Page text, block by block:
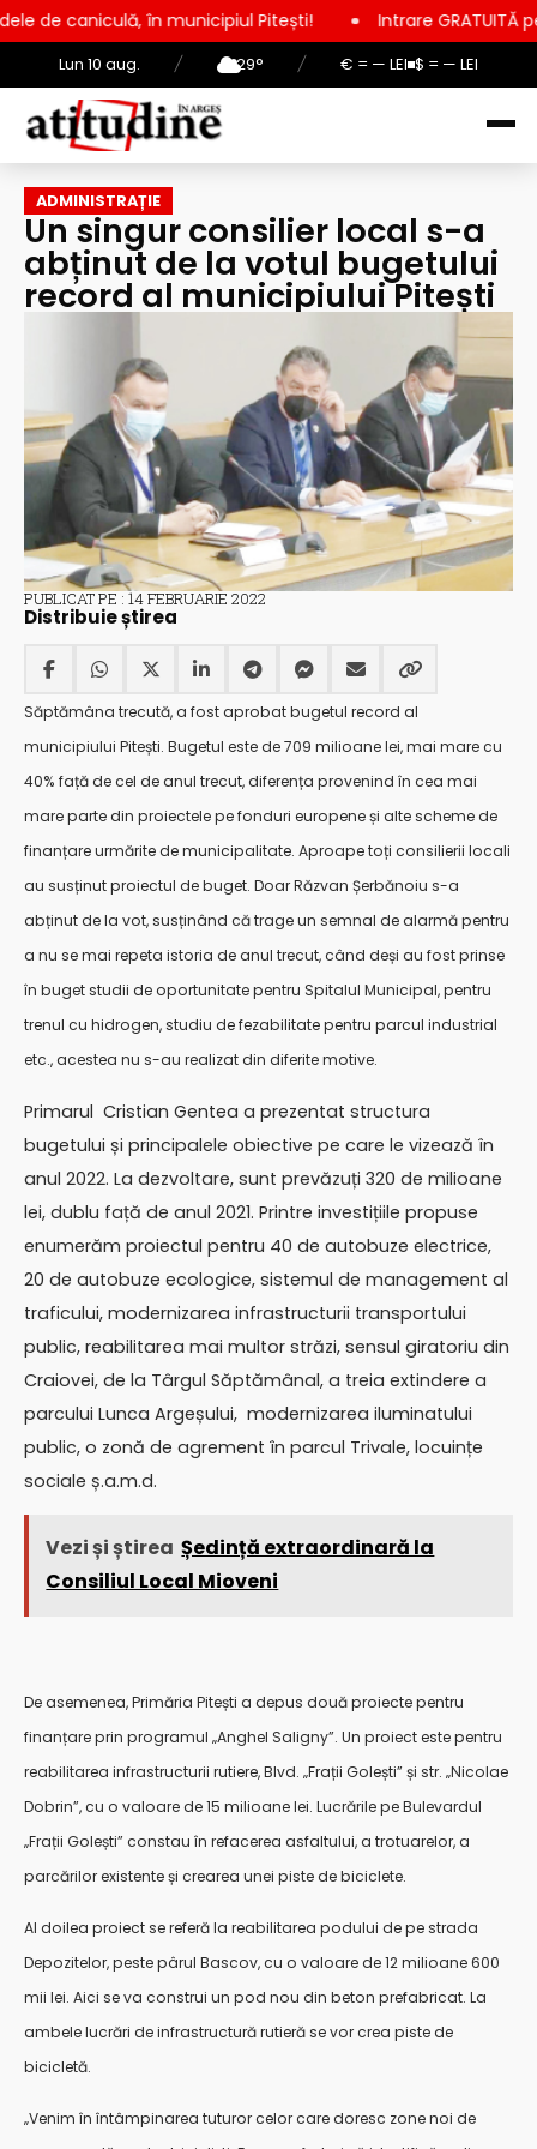
Lun 10 aug. / 29° / € = — LEI $ = — LEI
în municipiul Pitești! Intrare GRATUITĂ pentru copii,
ADMINISTRAȚIE
Un singur consilier local s-a
abținut de la votul bugetului
record al municipiului Pitești
PUBLICAT PE : 14 FEBRUARIE 2022
Distribuie știrea
Săptămâna trecută, a fost aprobat bugetul record al
municipiului Pitești. Bugetul este de 709 milioane lei, mai mare cu
40% față de cel de anul trecut, diferența provenind în cea mai
mare parte din proiectele pe fonduri europene și alte scheme de
finanțare urmărite de municipalitate. Aproape toți consilierii locali
au susținut proiectul de buget. Doar Răzvan Șerbănoiu s-a
abținut de la vot, susținând că trage un semnal de alarmă pentru
a nu se mai repeta istoria de anul trecut, când deși au fost prinse
în buget studii de oportunitate pentru Spitalul Municipal, pentru
trenul cu hidrogen, studiu de fezabilitate pentru parcul industrial
etc., acestea nu s-au realizat din diferite motive.
Primarul Cristian Gentea a prezentat structura
bugetului și principalele obiective pe care le vizează în
anul 2022. La dezvoltare, sunt prevăzuți 320 de milioane
lei, dublu față de anul 2021. Printre investițiile propuse
enumerăm proiectul pentru 40 de autobuze electrice,
20 de autobuze ecologice, sistemul de management al
traficului, modernizarea infrastructurii transportului
public, reabilitarea mai multor străzi, sensul giratoriu din
Craiovei, de la Târgul Săptămânal, a treia extindere a
parcului Lunca Argeșului, modernizarea iluminatului
public, o zonă de agrement în parcul Trivale, locuințe
sociale ș.a.m.d.
Vezi și știrea Ședință extraordinară la
Consiliul Local Mioveni
De asemenea, Primăria Pitești a depus două proiecte pentru
finanțare prin programul „Anghel Saligny”. Un proiect este pentru
reabilitarea infrastructurii rutiere, Blvd. „Frații Golești” și str. „Nicolae
Dobrin”, cu o valoare de 15 milioane lei. Lucrările pe Bulevardul
„Frații Golești” constau în refacerea asfaltului, a trotuarelor, a
parcărilor existente și crearea unei piste de biciclete.
Al doilea proiect se referă la reabilitarea podului de pe strada
Depozitelor, peste pârul Bascov, cu o valoare de 12 milioane 600
mii lei. Aici se va construi un pod nou din beton prefabricat. La
ambele lucrări de infrastructură rutieră se vor crea piste de
bicicletă.
„Venim în întâmpinarea tuturor celor care doresc zone noi de